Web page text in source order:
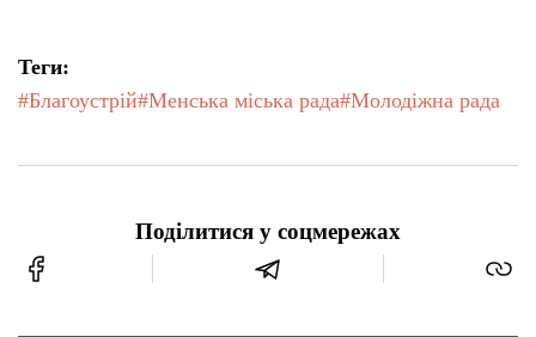
Теги:
#Благоустрій#Менська міська рада#Молодіжна рада
Поділитися у соцмережах